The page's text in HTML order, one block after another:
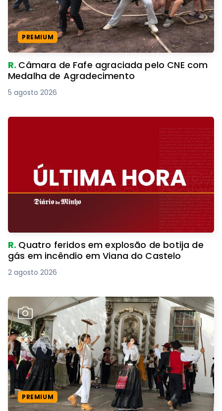
PREMIUM
R. Câmara de Fafe agraciada pelo CNE com
Medalha de Agradecimento
5 agosto 2026
R. Quatro feridos em explosão de botija de
gás em incêndio em Viana do Castelo
2 agosto 2026
PREMIUM